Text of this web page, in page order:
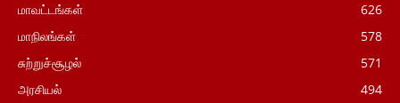
மாவட்டங்கள்
626
மாநிலங்கள்
578
சுற்றுச்சூழல்
571
அரசியல்
494